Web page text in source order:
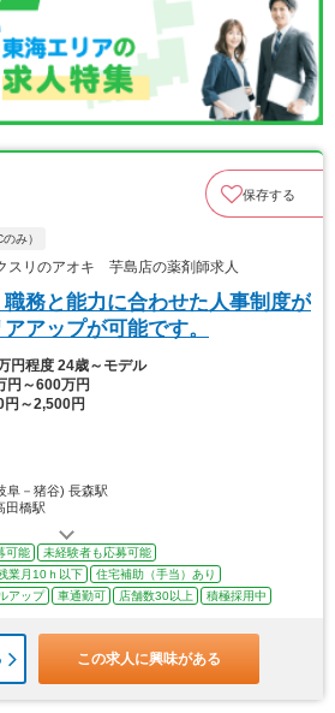
保存する
み）
リのアオキ 芋島店の薬剤師求人
務と能力に合わせた人事制度が
アップが可能です。
円程度 24歳～モデル
円～600万円
円～2,500円
阜－猪谷) 長森駅
田橋駅
可能
未経験者も応募可能
業月10ｈ以下
住宅補助（手当）あり
アップ 車通勤可 店舗数30以上 積極採用中
この求人に興味がある